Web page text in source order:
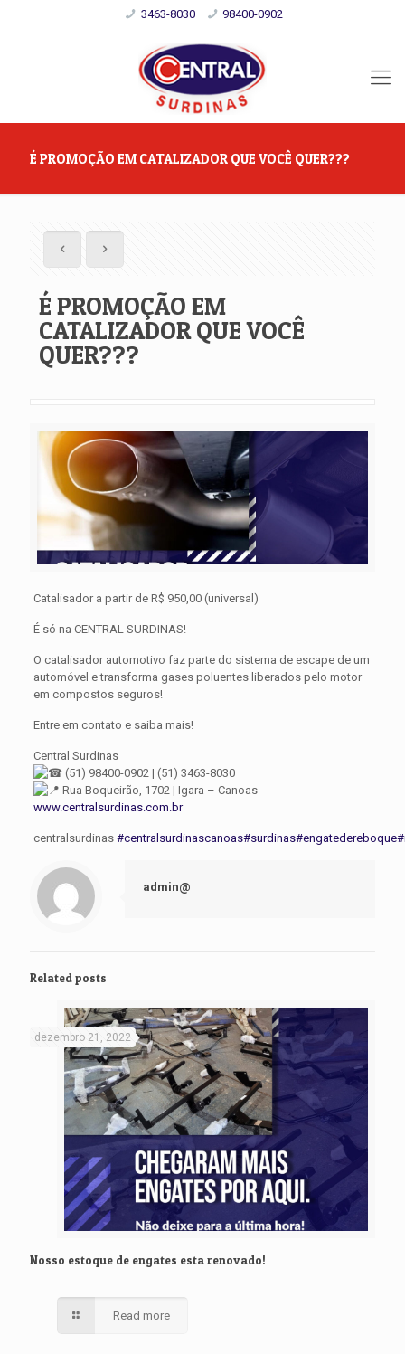
3463-8030 98400-0902
É PROMOÇÃO EM CATALIZADOR QUE VOCÊ QUER???
É PROMOÇÃO EM
CATALIZADOR QUE VOCÊ
QUER???
Catalisador a partir de R$ 950,00 (universal)
É só na CENTRAL SURDINAS!
O catalisador automotivo faz parte do sistema de escape de um
automóvel e transforma gases poluentes liberados pelo motor
em compostos seguros!
Entre em contato e saiba mais!
Central Surdinas
(51) 98400-0902 | (51) 3463-8030
Rua Boqueirão, 1702 | Igara – Canoas
www.centralsurdinas.com.br
centralsurdinas #centralsurdinascanoas#surdinas#engatedereboque
admin@
Related posts
dezembro 21, 2022
Nosso estoque de engates esta renovado!
Read more